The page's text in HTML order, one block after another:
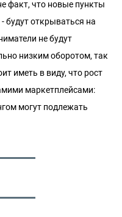
факт, что новые пункты
будут открываться на
не будут
низким оборотом, так
иметь в виду, что рост
маркетплейсами:
могут подлежать